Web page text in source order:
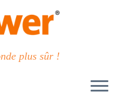
plus sûr !